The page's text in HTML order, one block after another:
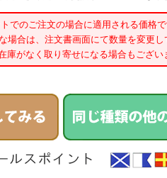
でのご注文の場合に適用される価格で
場合は、注文書画面にて数量を変更し
がなく取り寄せになる場合もござい